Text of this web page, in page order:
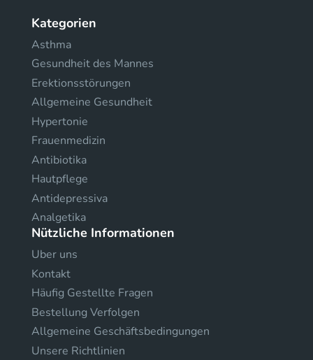
Kategorien
Asthma
Gesundheit des Mannes
Erektionsstörungen
Allgemeine Gesundheit
Hypertonie
Frauenmedizin
Antibiotika
Hautpflege
Antidepressiva
Analgetika
Nützliche Informationen
Uber uns
Kontakt
Häufig Gestellte Fragen
Bestellung Verfolgen
Allgemeine Geschäftsbedingungen
Unsere Richtlinien